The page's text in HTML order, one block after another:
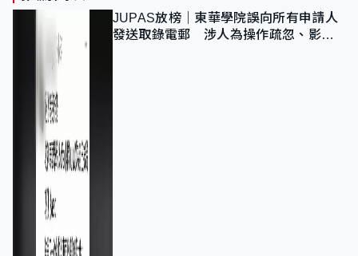
JUPAS放榜｜東華學院誤向所有申請人
發送取錄電郵 涉人為操作疏忽、影響